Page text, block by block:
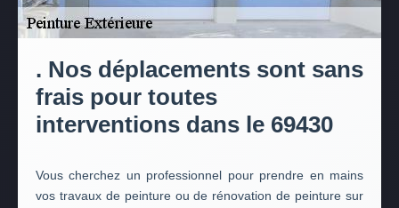
. Nos déplacements sont sans
frais pour toutes
interventions dans le 69430
Vous cherchez un professionnel pour prendre en mains
vos travaux de peinture ou de rénovation de peinture sur